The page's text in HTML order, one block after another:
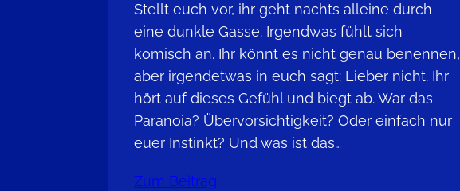
Stellt euch vor, ihr geht nachts alleine durch
eine dunkle Gasse. Irgendwas fühlt sich
komisch an. Ihr könnt es nicht genau benennen,
aber irgendetwas in euch sagt: Lieber nicht. Ihr
hört auf dieses Gefühl und biegt ab. War das
Paranoia? Übervorsichtigkeit? Oder einfach nur
euer Instinkt? Und was ist das…
Zum Beitrag